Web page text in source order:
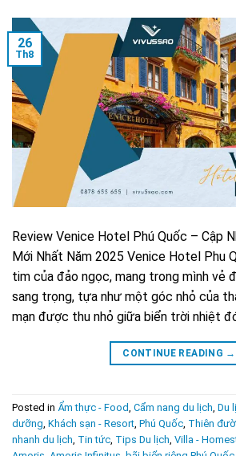
26
Th8
Review Venice Hotel Phú Quốc – Cập
Mới Nhất Năm 2025 Venice Hotel Phu
tim của đảo ngọc, mang trong mình vẻ
sang trọng, tựa như một góc nhỏ của
mạn được thu nhỏ giữa biển trời nhiệt
CONTINUE READING →
Posted in Ẩm thực - Food Cẩm nang du lịch Du
dưỡng Khách sạn - Resort Phú Quốc Thiên
nhanh du lịch Tin tức Tips Du lịch Villa -